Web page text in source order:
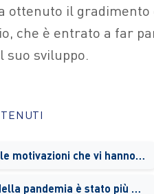
ottenuto il
che è entrato a far
suo sviluppo.
Quali sono le motivazioni che vi hanno spinto a creare EquoTube?
Il periodo della pandemia è stato più un problema o un’opportunità?